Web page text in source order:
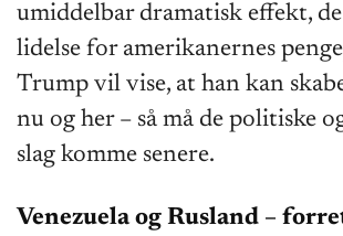
umiddelbar dramatisk effekt,
lidelse for amerikanernes
Trump vil vise, at han kan
nu og her – så må de politiske
slag komme senere.
Venezuela og Rusland –